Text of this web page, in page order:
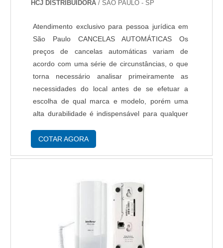
comprova sua essência de trazer o melhor para
os parceiros..
HCJ DISTRIBUIDORA / SÃO PAULO - SP
Atendimento exclusivo para pessoa jurídica em
São Paulo CANCELAS AUTOMÁTICAS Os
preços de cancelas automáticas variam de
acordo com uma série de circunstâncias, o que
torna necessário analisar primeiramente as
necessidades do local antes de se efetuar a
escolha de qual marca e modelo, porém uma
alta durabilidade é indispensável para qualquer
que utilizam controles mais precisos, os custos
COTAR AGORA